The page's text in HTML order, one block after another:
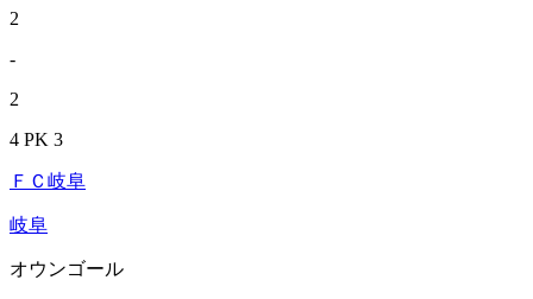
2
-
2
4 PK 3
ＦＣ岐阜
岐阜
オウンゴール